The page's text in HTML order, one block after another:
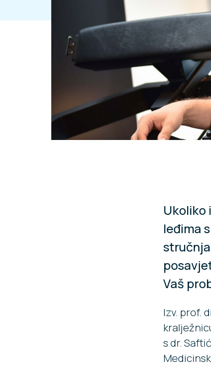
Ukoliko
leđima
Vaš
Izv. prof.
s dr.